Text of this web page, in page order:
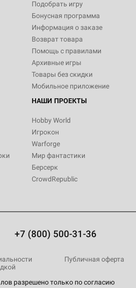
Подобрать игру
Бонусная программа
Информация о заказе
Возврат товара
Помощь с правилами
Архивные игры
Товары без скидки
Мобильное приложение
НАШИ ПРОЕКТЫ
Hobby World
Игрокон
Warforge
Мир фантастики
Берсерк
CrowdRepublic
+7 (800) 500-31-36
разрешено только по согласию
Публичная оферта